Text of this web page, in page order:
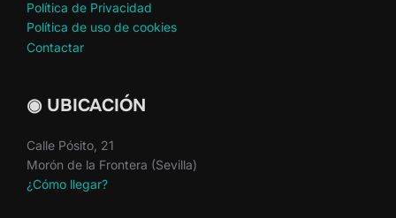
Política de Privacidad
Política de uso de cookies
Contactar
◉ UBICACIÓN
Calle Pósito, 21
Morón de la Frontera (Sevilla)
¿Cómo llegar?